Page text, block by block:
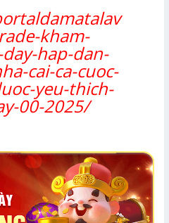
kham-
hap-dan-
cai-ca-cuoc-
yeu-thich-
00-2025/